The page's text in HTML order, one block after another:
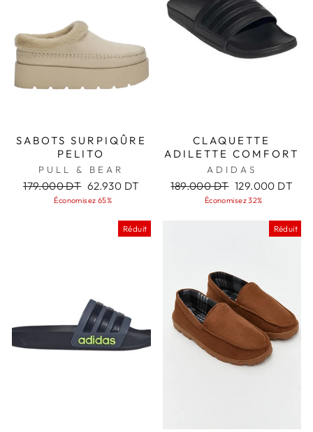
SABOTS SURPIQÛRE
PELITO
PULL & BEAR
Prix
régulier
179.000 DT Prix
réduit
62.930 DT
Économisez 65%
CLAQUETTE
ADILETTE COMFORT
ADIDAS
Prix
régulier
189.000 DT Prix
réduit
129.000 DT
Économisez 32%
Réduit Réduit